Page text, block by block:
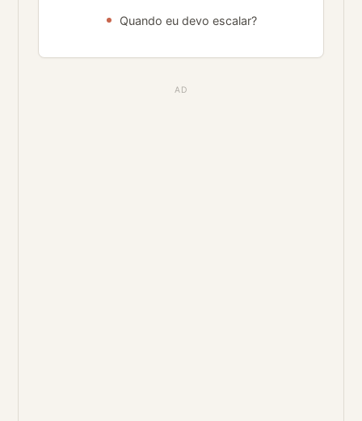
Quando eu devo escalar?